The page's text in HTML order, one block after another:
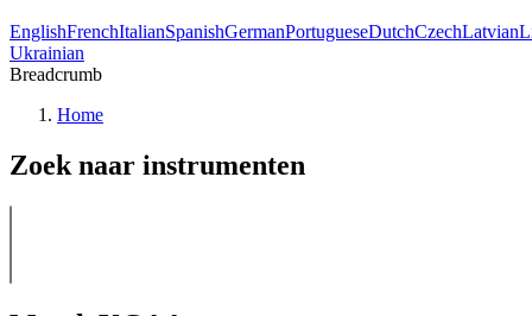
EnglishFrenchItalianSpanishGermanPortugueseDutchCzechLatvian
Ukrainian
Breadcrumb
Home
Zoek naar instrumenten